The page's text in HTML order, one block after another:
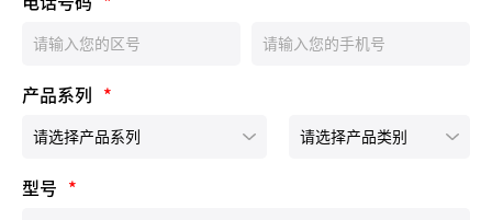
产品系列 *
型号 *